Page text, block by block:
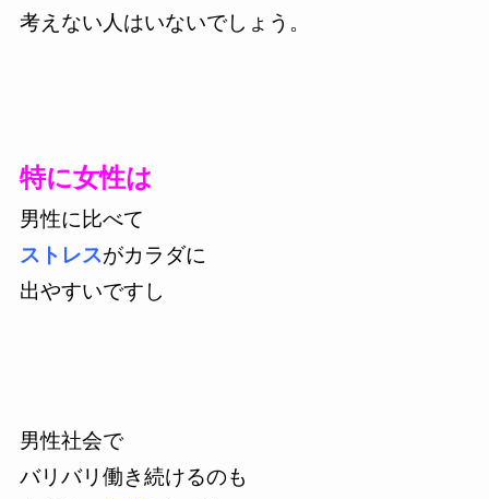
考えない人はいないでしょう。
特に女性は
男性に比べて
ストレスがカラダに
出やすいですし
男性社会で
バリバリ働き続けるのも